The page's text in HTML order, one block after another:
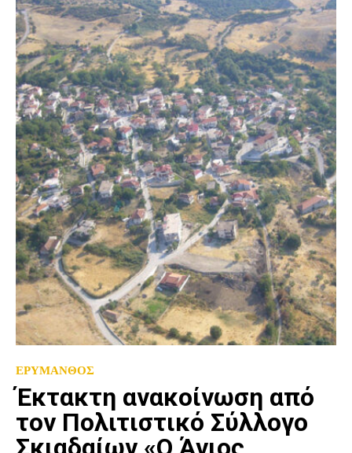
ΕΡΥΜΑΝΘΟΣ
Έκτακτη ανακοίνωση από
τον Πολιτιστικό Σύλλογο